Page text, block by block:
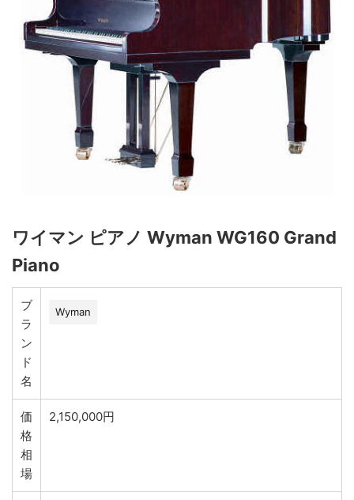
ワイマン ピアノ Wyman WG160 Grand
Piano
ブ
ラ
ン
ド
名
Wyman
価
格
相
場
2,150,000円